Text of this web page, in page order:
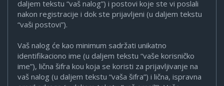
daljem tekstu “vaš nalog”) i postovi koje ste vi poslali
nakon registracije i dok ste prijavljeni (u daljem tekstu
“vaši postovi”).
Vaš nalog će kao minimum sadržati unikatno
identifikaciono ime (u daljem tekstu “vaše korisničko
ime”), lična šifra kou koja se koristi za prijavljivanje na
vaš nalog (u daljem tekstu “vaša šifra”) i lična, ispravna